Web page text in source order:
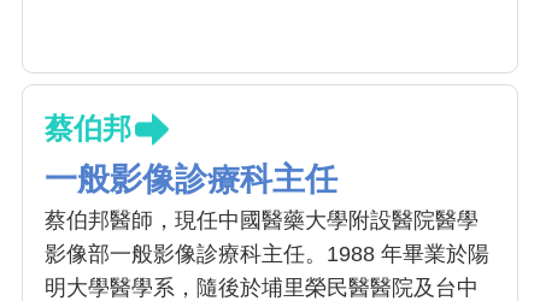
蔡伯邦
一般影像診療科主任
蔡伯邦醫師，現任中國醫藥大學附設醫院醫學
影像部一般影像診療科主任。1988 年畢業於陽
明大學醫學系，隨後於埔里榮民醫醫院及台中